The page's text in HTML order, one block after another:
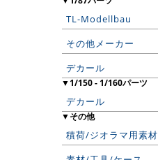
TL-Modellbau
その他メーカー
デカール
▼1/150 - 1/160パーツ
デカール
▼その他
積荷/ジオラマ用素材